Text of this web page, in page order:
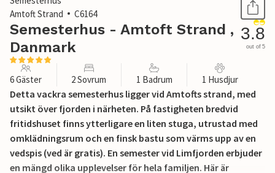
Amtoft Strand
C6164
Semesterhus - Amtoft Strand ,
Danmark
3.8
out of 5
6 Gäster 2 Sovrum 1 Badrum 1 Husdjur
Detta vackra semesterhus ligger vid Amtofts strand, med
utsikt över fjorden i närheten. På fastigheten bredvid
fritidshuset finns ytterligare en liten stuga, utrustad med
omklädningsrum och en finsk bastu som värms upp av en
vedspis (ved är gratis). En semester vid Limfjorden erbjuder
en mängd olika upplevelser för hela familjen. Här är